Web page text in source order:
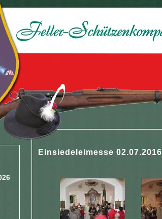
Einsiedeleimesse 02.07.2016